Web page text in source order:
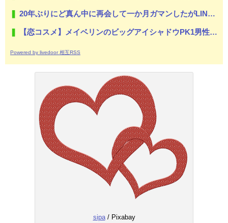
20年ぶりにど真ん中に再会して一か月ガマンしたがLINEで「たまに二人で昔話ができる友達になろう」的なメッセ送信した。昨日まで既読無視
【恋コスメ】メイベリンのビッグアイシャドウPK1男性からの評判めちゃくちゃ良い。
Powered by livedoor 相互RSS
sipa/ Pixabay